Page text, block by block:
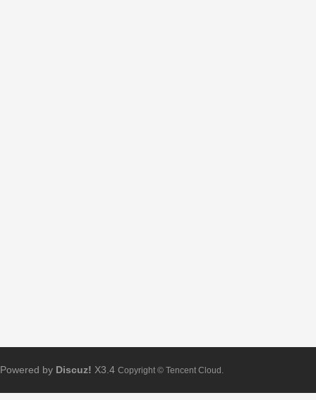
Powered by Discuz! X3.4 Copyright © Tencent Cloud.